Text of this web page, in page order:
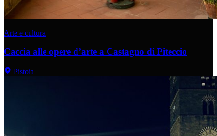
Arte e cultura
Caccia alle opere d’arte a Castagno di Piteccio
Pistoia